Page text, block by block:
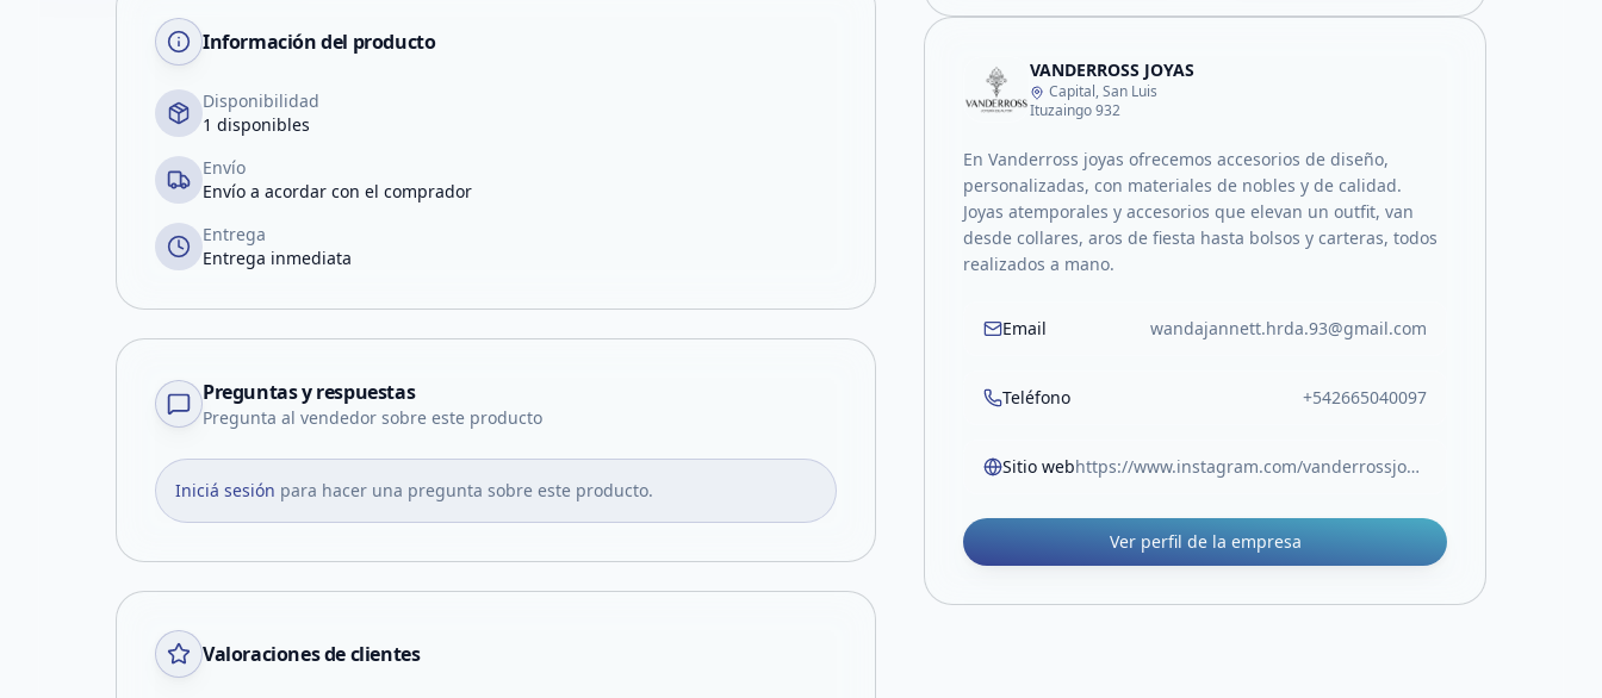
Información del producto
Disponibilidad
1 disponibles
Envío
Envío a acordar con el comprador
Entrega
Entrega inmediata
Preguntas y respuestas
Pregunta al vendedor sobre este producto
Iniciá sesión para hacer una pregunta sobre este producto.
Valoraciones de clientes
VANDERROSS JOYAS
Capital, San Luis
Ituzaingo 932
En Vanderross joyas ofrecemos accesorios de diseño,
personalizadas, con materiales de nobles y de calidad.
Joyas atemporales y accesorios que elevan un outfit, van
desde collares, aros de fiesta hasta bolsos y carteras, todos
realizados a mano.
Email wandajannett.hrda.93@gmail.com
Teléfono +542665040097
Sitio web https://www.instagram.com/vanderrossjoyas/
Ver perfil de la empresa